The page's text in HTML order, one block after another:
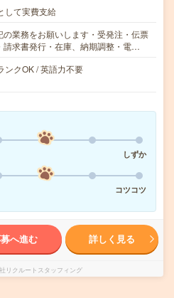
して実費支給
業務をお願いします・受発注・伝票
請求書発行・在庫、納期調整・電…
ンクOK / 英語力不要
しずか
コツコツ
へ進む 詳しく見る
リクルートスタッフィング